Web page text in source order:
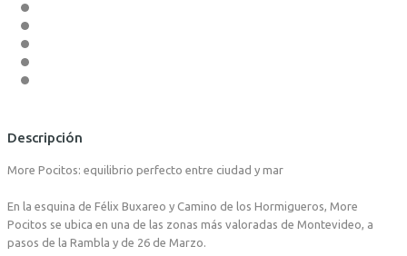
Descripción
More Pocitos: equilibrio perfecto entre ciudad y mar
En la esquina de Félix Buxareo y Camino de los Hormigueros, More
Pocitos se ubica en una de las zonas más valoradas de Montevideo, a
pasos de la Rambla y de 26 de Marzo.